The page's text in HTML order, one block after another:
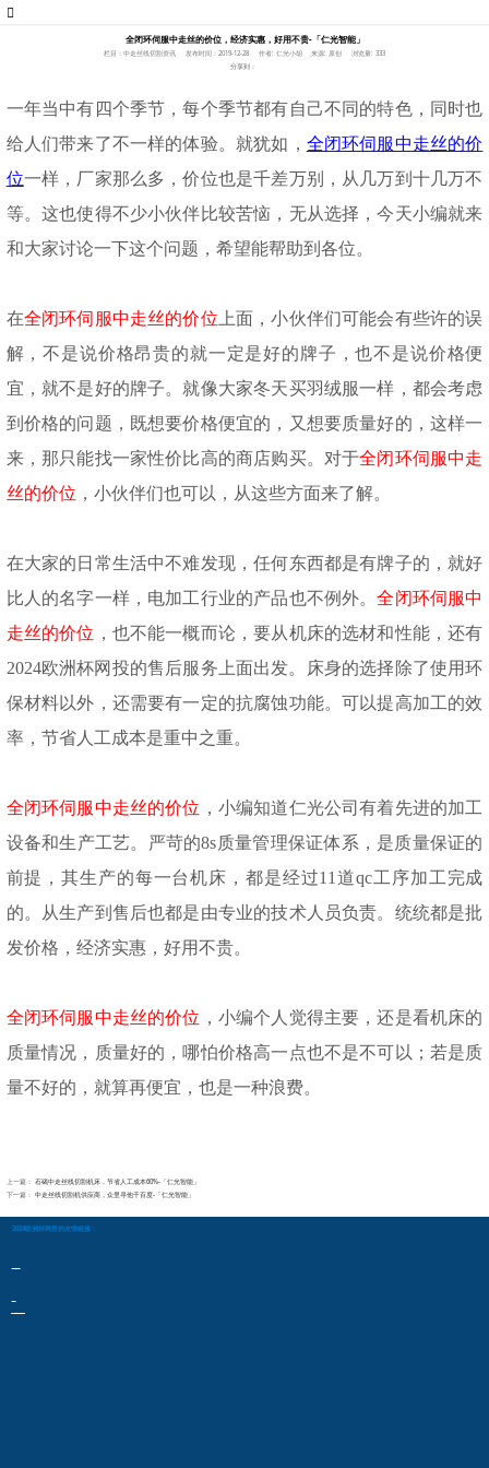
全闭环伺服中走丝的价位，经济实惠，好用不贵-「仁光智能」
栏目：中走丝线切割资讯 发布时间：2019-12-28 作者: 仁光小胡 来源: 原创
浏览量: 333
分享到：
一年当中有四个季节，每个季节都有自己不同的特色，同时也
给人们带来了不一样的体验。就犹如， 全闭环伺服中走丝的价
位一样，厂家那么多，价位也是千差万别，从几万到十几万不
等。这也使得不少小伙伴比较苦恼，无从选择，今天小编就来
和大家讨论一下这个问题，希望能帮助到各位。
在全闭环伺服中走丝的价位 上面，小伙伴们可能会有些许的误
解，不是说价格昂贵的就一定是好的牌子，也不是说价格便
宜，就不是好的牌子。就像大家冬天买羽绒服一样，都会考虑
到价格的问题，既想要价格便宜的，又想要质量好的，这样一
来，那只能找一家性价比高的商店购买。对于全闭环伺服中走
丝的价位 ，小伙伴们也可以，从这些方面来了解。
在大家的日常生活中不难发现，任何东西都是有牌子的，就好
比人的名字一样，电加工行业的产品也不例外。全闭环伺服中
走丝的价位 ，也不能一概而论，要从机床的选材和性能，还有
2024欧洲杯网投的售后服务上面出发。床身的选择除了使用环
保材料以外，还需要有一定的抗腐蚀功能。可以提高加工的效
率，节省人工成本是重中之重。
全闭环伺服中走丝的价位 ，小编知道仁光公司有着先进的加工
设备和生产工艺。严苛的8s质量管理保证体系，是质量保证的
前提，其生产的每一台机床，都是经过11道qc工序加工完成
的。从生产到售后也都是由专业的技术人员负责。统统都是批
发价格，经济实惠，好用不贵。
全闭环伺服中走丝的价位 ，小编个人觉得主要，还是看机床的
质量情况，质量好的，哪怕价格高一点也不是不可以；若是质
量不好的，就算再便宜，也是一种浪费。
上一篇： 石碣中走丝线切割机床，节省人工成本60%-「仁光智能」
下一篇： 中走丝线切割机供应商，众里寻他千百度-「仁光智能」
2024欧洲杯网投的友情链接：